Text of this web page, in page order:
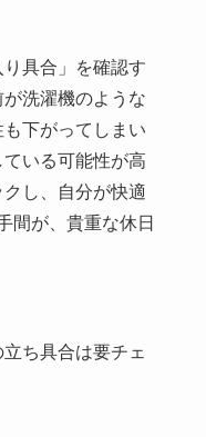
具合」を確認す
洗濯機のような
下がってしまい
いる可能性が高
し、自分が快適
間が、貴重な休日
ち具合は要チェ